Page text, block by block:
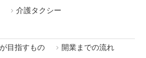
介護タクシー
目指すもの
開業までの流れ